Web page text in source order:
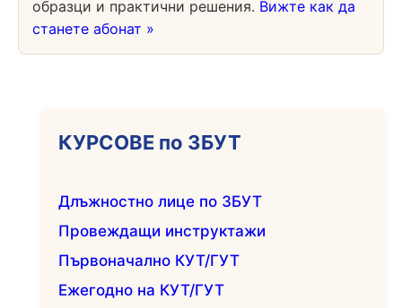
образци и практични решения. Вижте как да
станете абонат »
КУРСОВЕ по ЗБУТ
Длъжностно лице по ЗБУТ
Провеждащи инструктажи
Първоначално КУТ/ГУТ
Ежегодно на КУТ/ГУТ